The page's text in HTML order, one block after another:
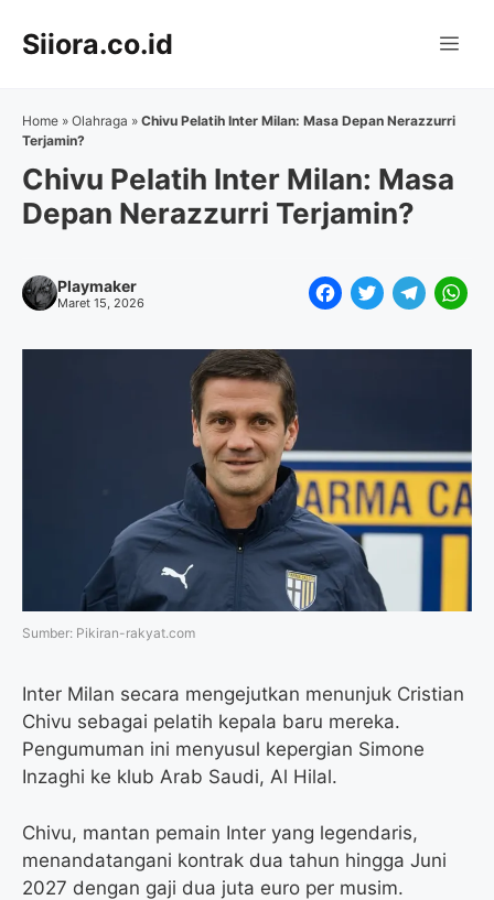
Siiora.co.id
Home » Olahraga » Chivu Pelatih Inter Milan: Masa Depan Nerazzurri
Terjamin?
Chivu Pelatih Inter Milan: Masa
Depan Nerazzurri Terjamin?
Playmaker
Maret 15, 2026
F
o
o
k
T
e
r
T
r
a
m
W
A
p
p
Sumber: Pikiran-rakyat.com
Inter Milan secara mengejutkan menunjuk Cristian
Chivu sebagai pelatih kepala baru mereka.
Pengumuman ini menyusul kepergian Simone
Inzaghi ke klub Arab Saudi, Al Hilal.
Chivu, mantan pemain Inter yang legendaris,
menandatangani kontrak dua tahun hingga Juni
2027 dengan gaji dua juta euro per musim.